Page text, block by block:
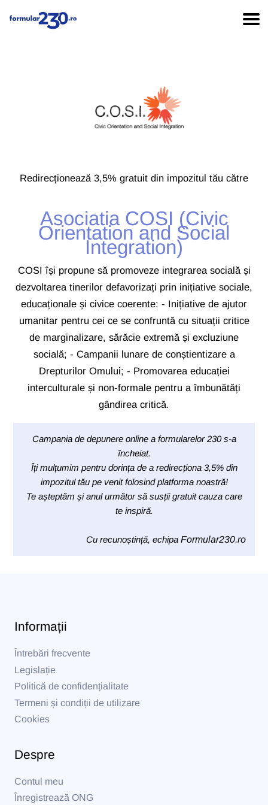
Redirecționează 3,5% gratuit din impozitul tău către
Asociatia COSI (Civic
Orientation and Social
Integration)
COSI își propune să promoveze integrarea socială și
dezvoltarea tinerilor defavorizați prin inițiative sociale,
educaționale și civice coerente: - Inițiative de ajutor
umanitar pentru cei ce se confruntă cu situații critice
de marginalizare, sărăcie extremă și excluziune
socială; - Campanii lunare de conștientizare a
Drepturilor Omului; - Promovarea educației
interculturale și non-formale pentru a îmbunătăți
gândirea critică.
Campania de depunere online a formularelor 230 s-a
încheiat.
Îți mulțumim pentru dorința de a redirecționa 3,5% din
impozitul tău pe venit folosind platforma noastră!
Te așteptăm și anul următor să susții gratuit cauza care
te inspiră.
Cu recunoștință, echipa Formular230.ro
Informații
Întrebări frecvente
Legislație
Politică de confidențialitate
Termeni și condiții de utilizare
Cookies
Despre
Contul meu
Înregistrează ONG